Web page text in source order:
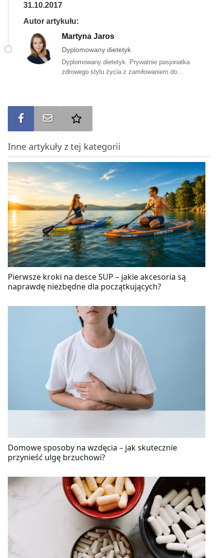
31.10.2017
Autor artykułu:
Martyna Jaros
Dyplomowany dietetyk
Dyplomowany dietetyk. Prywatnie pasjonatka
zdrowego stylu życia z zamiłowaniem do
potrzebuje organizm. Jest autorką artykułów na
portalu bonavita.pl. Prowadzi także stronę na
Jaros”, na którą serdecznie zapraszamy! Wierzy, że
kluczem do zachowania zdrowia oraz dobrego
samopoczucia jest pełnowartościowa i różnorodna
dieta, która smakuje, a także ulubiona aktywność
fizyczna kilka razy w tygodniu.
Udostępnij na FBWyślij na e-mail
Inne artykuły z tej kategorii
Pierwsze kroki na desce SUP – jakie akcesoria są
naprawdę niezbędne dla początkujących?
Domowe sposoby na wzdęcia – jak skutecznie
przynieść ulgę brzuchowi?